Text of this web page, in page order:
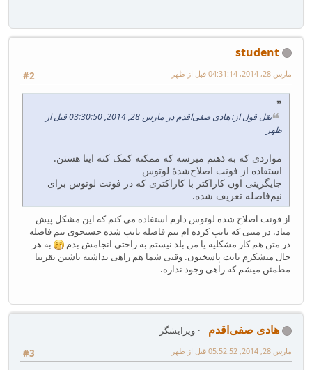
student
#2 مارس 28, 2014, 04:31:14 قبل از ظهر
نقل قول از: هادی صفی‌اقدم در مارس 28, 2014, 03:30:50 قبل از
ظهر
مواردی که به ذهنم میرسه که ممکنه کمک کنه اینا هستن.
استفاده از فونت اصلاح‌شدهٔ لوتوس
جایگزینی اون کاراکتر با کاراکتری که در فونت لوتوس برای
نیم‌فاصله تعریف شده.
از فونت اصلاح شده لوتوس دارم استفاده می کنم که این مشکل پیش
میاد. در متنی که تایپ کرده ام نیم فاصله تایپ شده جستجوی نیم فاصله
در متن هم کار مشکلیه یا من بلد نیستم به راحتی انجامش بدم
به هر
حال متشکرم بابت پاسختون. وقتی شما هم راهی نداشته باشین تقریبا
مطمئن میشم که راهی وجود نداره.
هادی صفی‌اقدم
ویرایشگر
#3
مارس 28, 2014, 05:52:52 قبل از ظهر